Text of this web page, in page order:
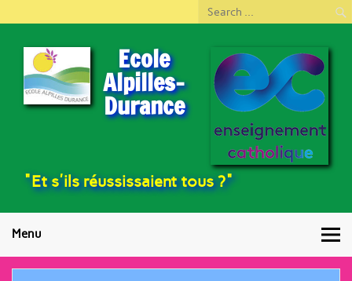
Ecole
Alpilles-
Durance
"Et s'ils réussissaient tous ?"
Menu